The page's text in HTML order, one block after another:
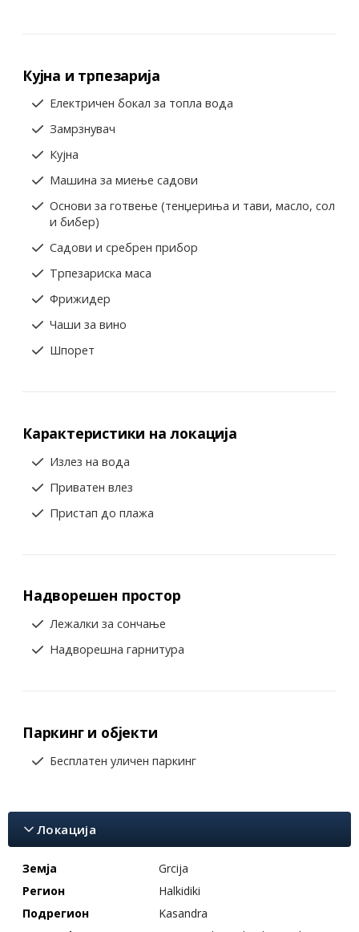
Кујна и трпезарија
Електричен бокал за топла вода
Замрзнувач
Кујна
Машина за миење садови
Основи за готвење (тенџериња и тави, масло, сол
и бибер)
Садови и сребрен прибор
Трпезариска маса
Фрижидер
Чаши за вино
Шпорет
Карактеристики на локација
Излез на вода
Приватен влез
Пристап до плажа
Надворешен простор
Лежалки за сончање
Надворешна гарнитура
Паркинг и објекти
Бесплатен уличен паркинг
Локација
Земја
Grcija
Регион
Halkidiki
Подрегион
Kasandra